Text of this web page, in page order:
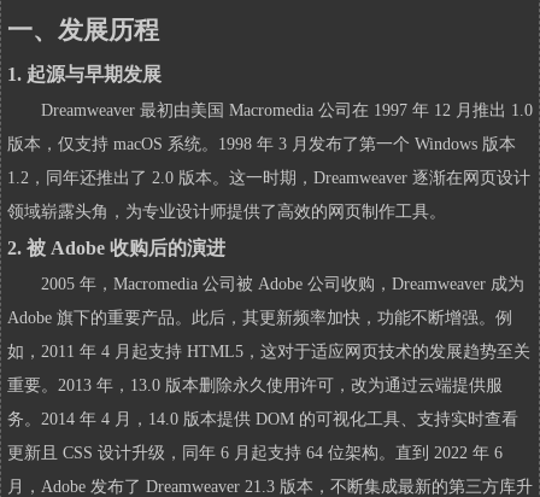
一、发展历程
1. 起源与早期发展
Dreamweaver 最初由美国 Macromedia 公司在 1997 年 12 月推出 1.0
版本，仅支持 macOS 系统。1998 年 3 月发布了第一个 Windows 版本
1.2，同年还推出了 2.0 版本。这一时期，Dreamweaver 逐渐在网页设计
领域崭露头角，为专业设计师提供了高效的网页制作工具。
2. 被 Adobe 收购后的演进
2005 年，Macromedia 公司被 Adobe 公司收购，Dreamweaver 成为
Adobe 旗下的重要产品。此后，其更新频率加快，功能不断增强。例
如，2011 年 4 月起支持 HTML5，这对于适应网页技术的发展趋势至关
重要。2013 年，13.0 版本删除永久使用许可，改为通过云端提供服
务。2014 年 4 月，14.0 版本提供 DOM 的可视化工具、支持实时查看
更新且 CSS 设计升级，同年 6 月起支持 64 位架构。直到 2022 年 6
月，Adobe 发布了 Dreamweaver 21.3 版本，不断集成最新的第三方库升